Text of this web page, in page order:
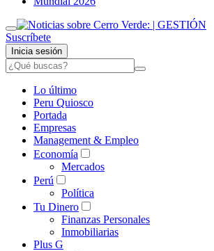
Suscríbete
Inicia sesión
Lo último
Peru Quiosco
Portada
Empresas
Management & Empleo
Economía
Mercados
Perú
Política
Tu Dinero
Finanzas Personales
Inmobiliarias
Plus G